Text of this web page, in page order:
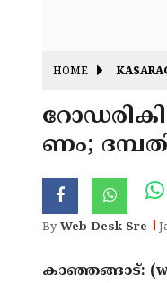
HOME
ണം;
ByWeb Desk Sre
കാഞ്ഞങ്ങാട്: